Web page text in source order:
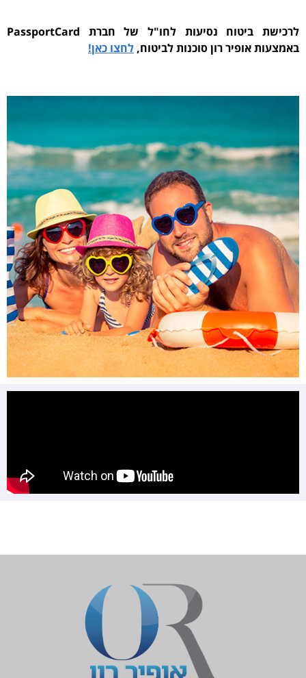
לרכישת ביטוח נסיעות לחו"ל של חברת PassportCard
באמצעות אופיר רון סוכנות לביטוח, לחצו כאן!